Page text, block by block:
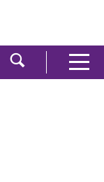
Visa
Visa